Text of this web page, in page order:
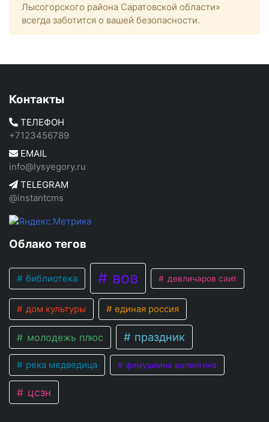
Лысогорского района Саратовской области»
всегда заботится о вашей безопасности.
Контакты
ТЕЛЕФОН
+7123456789
EMAIL
info@lysyegory.ru
TELEGRAM
@instantcms
Облако тегов
библиотека вов девличаров саит
дом культуры единая россия
молодежь плюс праздник
река медведица фимушкина валентина
цсзн